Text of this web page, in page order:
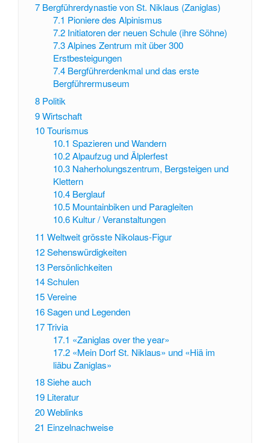
7 Bergführerdynastie von St. Niklaus (Zaniglas)
7.1 Pioniere des Alpinismus
7.2 Initiatoren der neuen Schule (ihre Söhne)
7.3 Alpines Zentrum mit über 300
Erstbesteigungen
7.4 Bergführerdenkmal und das erste
Bergführermuseum
8 Politik
9Wirtschaft
10Tourismus
10.1 Spazieren und Wandern
10.2 Alpaufzug und Älplerfest
10.3 Naherholungszentrum, Bergsteigen und
Klettern
10.4 Berglauf
10.5 Mountainbiken und Paragleiten
10.6 Kultur / Veranstaltungen
11 Weltweit grösste Nikolaus-Figur
12Sehenswürdigkeiten
13 Persönlichkeiten
14Schulen
15Vereine
16Sagen und Legenden
17Trivia
17.1 «Zaniglas over the year»
17.2 «Mein Dorf St. Niklaus» und «Hiä im
liäbu Zaniglas»
18Siehe auch
19 Literatur
20Weblinks
21 Einzelnachweise